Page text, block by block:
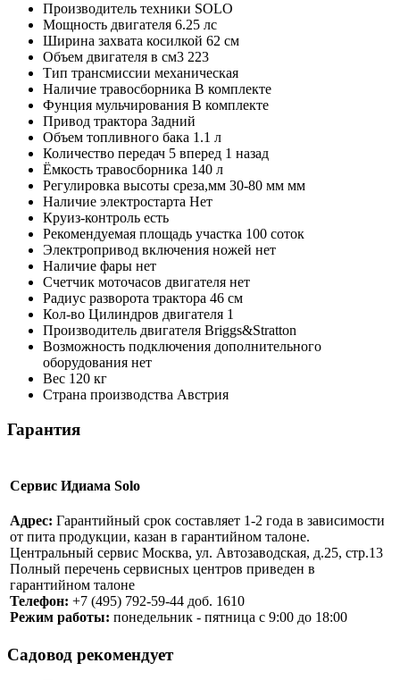
Производитель техники SOLO
Мощность двигателя 6.25 лс
Ширина захвата косилкой 62 см
Объем двигателя в см3 223
Тип трансмиссии механическая
Наличие травосборника В комплекте
Фунция мульчирования В комплекте
Привод трактора Задний
Объем топливного бака 1.1 л
Количество передач 5 вперед 1 назад
Ёмкость травосборника 140 л
Регулировка высоты среза,мм 30-80 мм мм
Наличие электростарта Нет
Круиз-контроль есть
Рекомендуемая площадь участка 100 соток
Электропривод включения ножей нет
Наличие фары нет
Счетчик моточасов двигателя нет
Радиус разворота трактора 46 см
Кол-во Цилиндров двигателя 1
Производитель двигателя Briggs&Stratton
Возможность подключения дополнительного
оборудования нет
Вес 120 кг
Страна производства Австрия
Гарантия
Сервис Идиама Solo
Адрес: Гарантийный срок составляет 1-2 года в зависимости
от пита продукции, казан в гарантийном талоне.
Центральный сервис Москва, ул. Автозаводская, д.25, стр.13
Полный перечень сервисных центров приведен в
гарантийном талоне
Телефон: +7 (495) 792-59-44 доб. 1610
Режим работы: понедельник - пятница с 9:00 до 18:00
Садовод рекомендует